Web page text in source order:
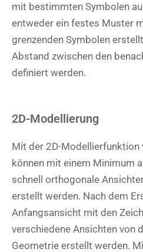
mit bestimmten Symbolen
entweder ein festes Muster
grenzenden Symbolen
Abstand zwischen den
definiert werden.
2D-Modellierung
Mit der 2D-Modellierfunktion
können mit einem Minimum
schnell orthogonale
erstellt werden. Nach dem
Anfangsansicht mit den
verschiedene Ansichten von
Geometrie erstellt werden.